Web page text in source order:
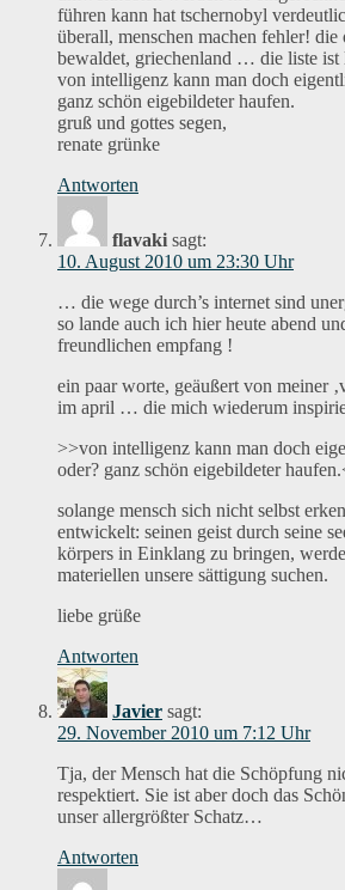
führen kann hat tschernobyl
überall, menschen machen fehler! die
bewaldet, griechenland … die liste ist
von intelligenz kann man doch
ganz schön eigebildeter haufen.
gruß und gottes segen,
renate grünke
Antworten
flavaki sagt:
10. August 2010 um 23:30 Uhr
… die wege durch’s internet sind
so lande auch ich hier heute abend
freundlichen empfang !
ein paar worte, geäußert von meiner
im april … die mich wiederum
>>von intelligenz kann man doch
oder? ganz schön eigebildeter
solange mensch sich nicht selbst
entwickelt: seinen geist durch seine
körpers in Einklang zu bringen,
materiellen unsere sättigung suchen.
liebe grüße
Antworten
Javier sagt:
29. November 2010 um 7:12 Uhr
Tja, der Mensch hat die Schöpfung
respektiert. Sie ist aber doch das
unser allergrößter Schatz…
Antworten